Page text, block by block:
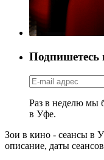
Подпишетесь
Раз в неделю мы
в Уфе.
Зои в кино - сеансы в
описание, даты